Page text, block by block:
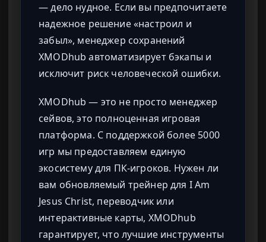
— дело нудное. Если вы предпочитаете
надежное решение «настроил и
забыл», менеджер сохранений
XMODhub автоматизирует бэкапы и
исключит риск человеческой ошибки.
XMODhub — это не просто менеджер
сейвов, это полноценная игровая
платформа. С поддержкой более 5000
игр мы предоставляем единую
экосистему для ПК-игроков. Нужен ли
вам обновляемый трейнер для I Am
Jesus Christ, переводчик или
интерактивные карты, XMODhub
гарантирует, что лучшие инструменты